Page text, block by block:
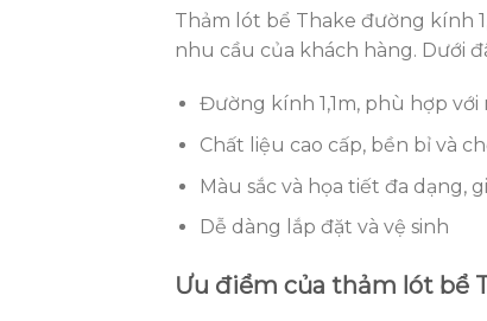
Thảm lót bể Thake đường kính
nhu cầu của khách hàng. Dưới
Đường kính 1,1m, phù hợp
Chất liệu cao cấp, bền bỉ và
Màu sắc và họa tiết đa dạng,
Dễ dàng lắp đặt và vệ sinh
Ưu điểm của thảm lót bể